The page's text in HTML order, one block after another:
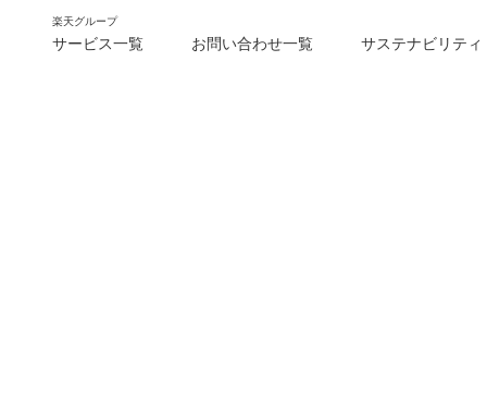
楽天グループ
サービス一覧 お問い合わせ一覧 サステナビリティ